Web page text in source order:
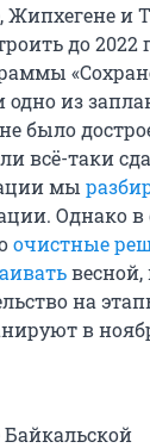
и
до 2022
одно из
было
всё-таки
мы
Однако в
очистные
весной,
на
в
Байкальской